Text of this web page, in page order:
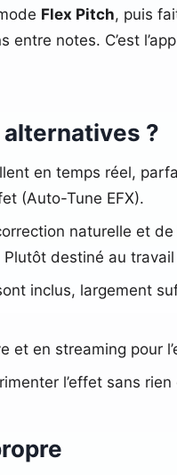
Flex Pitch, puis
notes. C’est
?
en temps réel,
(Auto-Tune EFX).
naturelle et
destiné au
inclus, largement
et en streaming pour
l’effet sans rien